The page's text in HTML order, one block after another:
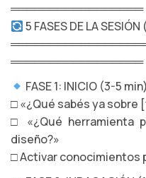
═════════════════
5 FASES DE LA
═════════════════
FASE 1: INICIO (3-5 min)
□ «¿Qué sabés ya sobre
□ «¿Qué herramienta
diseño?»
□ Activar conocimientos